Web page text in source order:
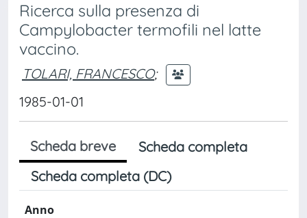
Ricerca sulla presenza di
Campylobacter termofili nel latte
vaccino.
TOLARI, FRANCESCO;
1985-01-01
Scheda breve
Scheda completa
Scheda completa (DC)
Anno